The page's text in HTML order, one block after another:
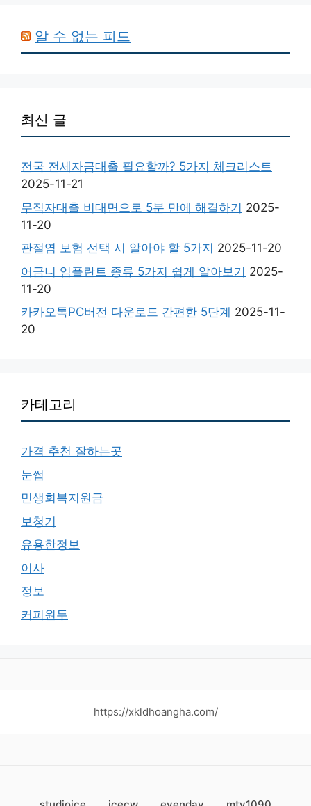
알 수 없는 피드
최신 글
전국 전세자금대출 필요할까? 5가지 체크리스트
2025-11-21
무직자대출 비대면으로 5분 만에 해결하기 2025-
11-20
관절염 보험 선택 시 알아야 할 5가지 2025-11-20
어금니 임플란트 종류 5가지 쉽게 알아보기 2025-
11-20
카카오톡PC버전 다운로드 간편한 5단계 2025-11-
20
카테고리
가격 추천 잘하는곳
눈썹
민생회복지원금
보청기
유용한정보
이사
정보
커피원두
https://xkldhoangha.com/